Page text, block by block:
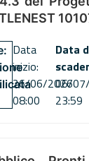
Data
inizio:
26/06/2026
08:00
Data
06/
23:59